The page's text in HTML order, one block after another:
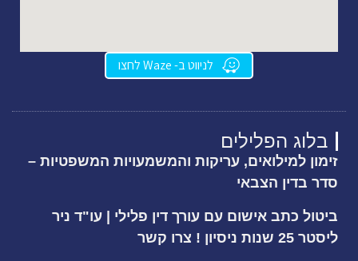
בלוג הפלילים
זימון למילואים, עריקות והמשמעויות המשפטיות –
סדר בדין הצבאי
ביטול כתב אישום עם עורך דין פלילי | עו"ד ניר
ליסטר 25 שנות ניסיון ! צרו קשר
לניווט ב- Waze לחצו